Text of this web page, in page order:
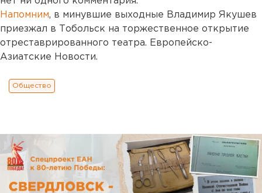
Напомним, в минувшие выходные Владимир Якушев
приезжал в Тобольск на торжественное открытие
отреставрированного театра. Европейско-
Азиатские Новости.
Общество